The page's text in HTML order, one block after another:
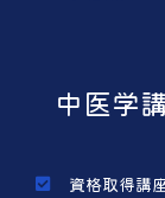
中医学
資格取得講